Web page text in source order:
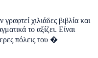
χιλιάδες βιβλία και
το αξίζει. Είναι
πόλεις του �